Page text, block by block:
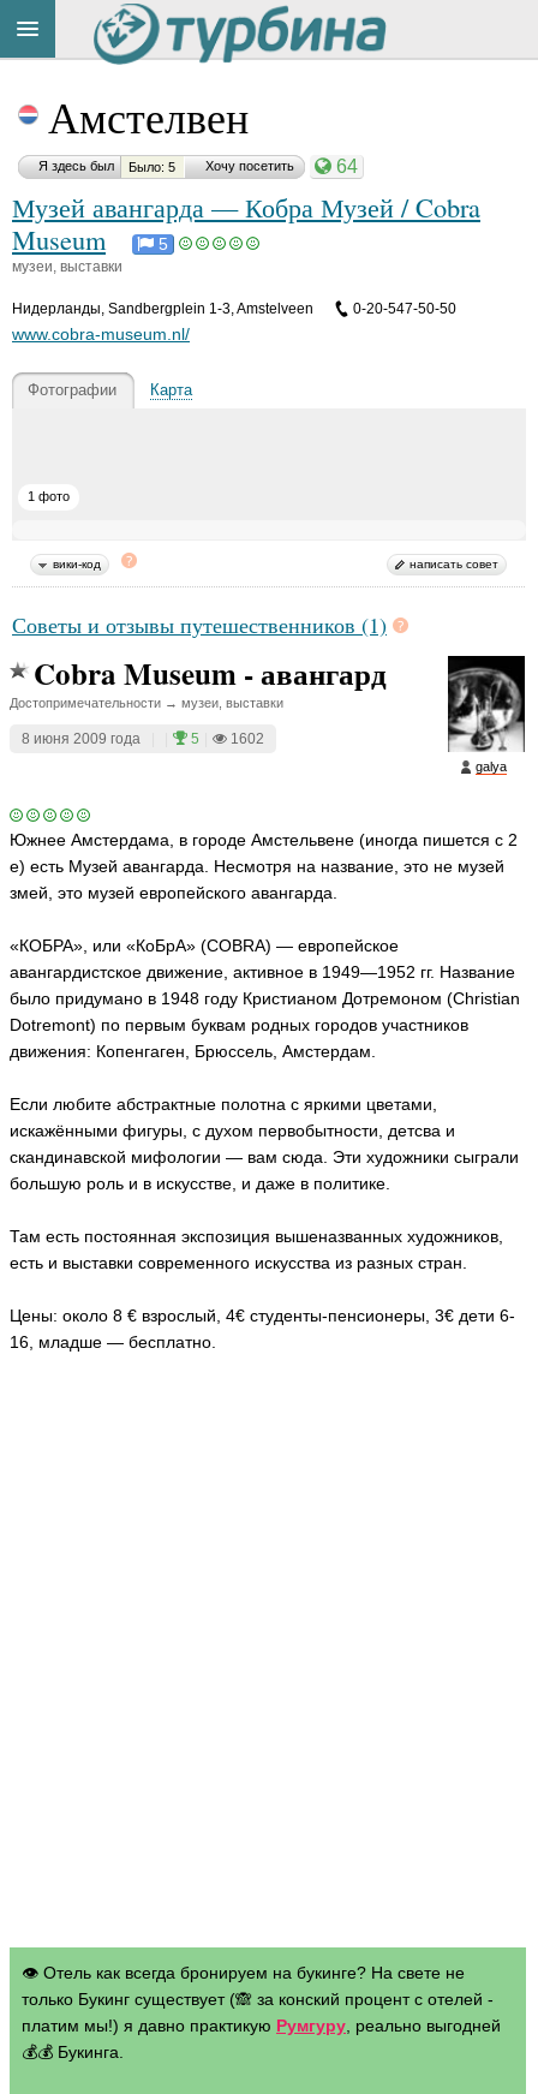
Амстелвен
Я здесь был Было: 5 Хочу посетить 64
Музей авангарда — Кобра Музей / Cobra
Museum
5
музеи, выставки
Нидерланды, Sandbergplein 1-3, Amstelveen 0-20-547-50-50
www.cobra-museum.nl/
Фотографии Карта
1 фото
вики-код написать совет
Советы и отзывы путешественников (1)
galya
Cobra Museum - авангард
Достопримечательности → музеи, выставки
8 июня 2009 года 5 1602
Южнее Амстердама, в городе Амстельвене (иногда пишется с 2
е) есть Музей авангарда. Несмотря на название, это не музей
змей, это музей европейского авангарда.
«КОБРА», или «КоБрА» (COBRA) — европейское
авангардистское движение, активное в 1949—1952 гг. Название
было придумано в 1948 году Кристианом Дотремоном (Christian
Dotremont) по первым буквам родных городов участников
движения: Копенгаген, Брюссель, Амстердам.
Если любите абстрактные полотна с яркими цветами,
искажёнными фигуры, с духом первобытности, детсва и
скандинавской мифологии — вам сюда. Эти художники сыграли
большую роль и в искусстве, и даже в политике.
Там есть постоянная экспозиция вышеназванных художников,
есть и выставки современного искусства из разных стран.
Цены: около 8 € взрослый, 4€ студенты-пенсионеры, 3€ дети 6-
16, младше — бесплатно.
👁 Отель как всегда бронируем на букинге? На свете не
только Букинг существует (🙈 за конский процент с отелей -
платим мы!) я давно практикую Румгуру , реально выгодней
💰💰 Букинга.
на
сайте: